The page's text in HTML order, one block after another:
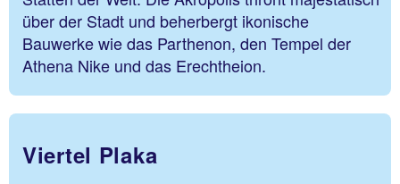
über der Stadt und beherbergt ikonische
Bauwerke wie das Parthenon, den Tempel der
Athena Nike und das Erechtheion.
Viertel Plaka